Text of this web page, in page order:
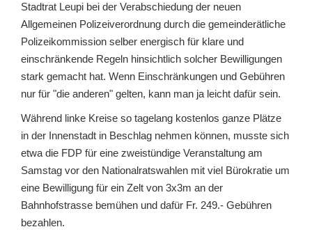
Stadtrat Leupi bei der Verabschiedung der neuen
Allgemeinen Polizeiverordnung durch die gemeinderätliche
Polizeikommission selber energisch für klare und
einschränkende Regeln hinsichtlich solcher Bewilligungen
stark gemacht hat. Wenn Einschränkungen und Gebühren
nur für "die anderen" gelten, kann man ja leicht dafür sein.
Während linke Kreise so tagelang kostenlos ganze Plätze
in der Innenstadt in Beschlag nehmen können, musste sich
etwa die FDP für eine zweistündige Veranstaltung am
Samstag vor den Nationalratswahlen mit viel Bürokratie um
eine Bewilligung für ein Zelt von 3x3m an der
Bahnhofstrasse bemühen und dafür Fr. 249.- Gebühren
bezahlen.